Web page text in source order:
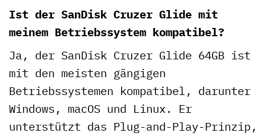
Ist der SanDisk Cruzer Glide mit
meinem Betriebssystem kompatibel?
Ja, der SanDisk Cruzer Glide 64GB ist
mit den meisten gängigen
Betriebssystemen kompatibel, darunter
Windows, macOS und Linux. Er
unterstützt das Plug-and-Play-Prinzip,